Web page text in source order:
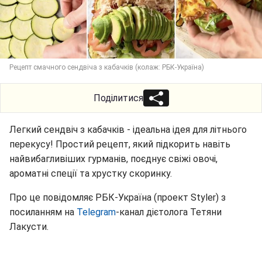
Рецепт смачного сендвіча з кабачків (колаж: РБК-Україна)
Поділитися
Легкий сендвіч з кабачків - ідеальна ідея для літнього
перекусу! Простий рецепт, який підкорить навіть
найвибагливіших гурманів, поєднує свіжі овочі,
ароматні спеції та хрустку скоринку.
Про це повідомляє РБК-Україна (проект Styler) з
посиланням на Telegram-канал дієтолога Тетяни
Лакусти.